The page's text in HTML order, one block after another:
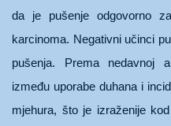
da je pušenje odgovorno
karcinoma. Negativni učinci
pušenja. Prema nedavnoj
između uporabe duhana i
mjehura, što je izraženije